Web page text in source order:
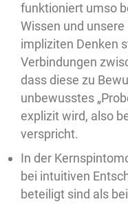
funktioniert umso
Wissen und
impliziten Denken
Verbindungen
dass diese zu
unbewusstes
explizit wird, also
verspricht.
In der
bei intuitiven
beteiligt sind als